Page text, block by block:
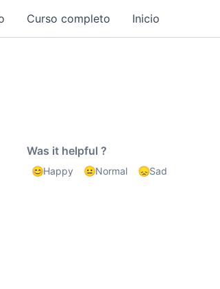
Curso completo Inicio
Was it helpful ?
Happy Normal Sad